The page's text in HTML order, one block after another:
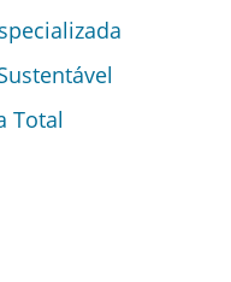
Total